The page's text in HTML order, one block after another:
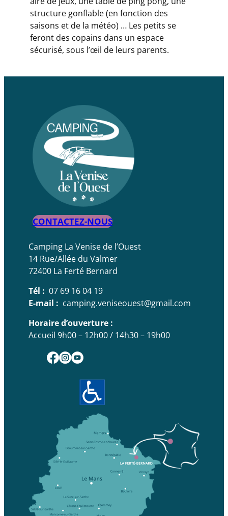
structure gonflable (en fonction des
saisons et de la météo) … Les petits se
feront des copains dans un espace
sécurisé, sous l’œil de leurs parents.
CONTACTEZ-NOUS
Camping La Venise de l’Ouest
14 Rue/Allée du Valmer
72400 La Ferté Bernard
Tél : 07 69 16 04 19
E-mail : camping.veniseouest@gmail.com
Horaire d’ouverture :
Accueil 9h00 – 12h00 / 14h30 – 19h00